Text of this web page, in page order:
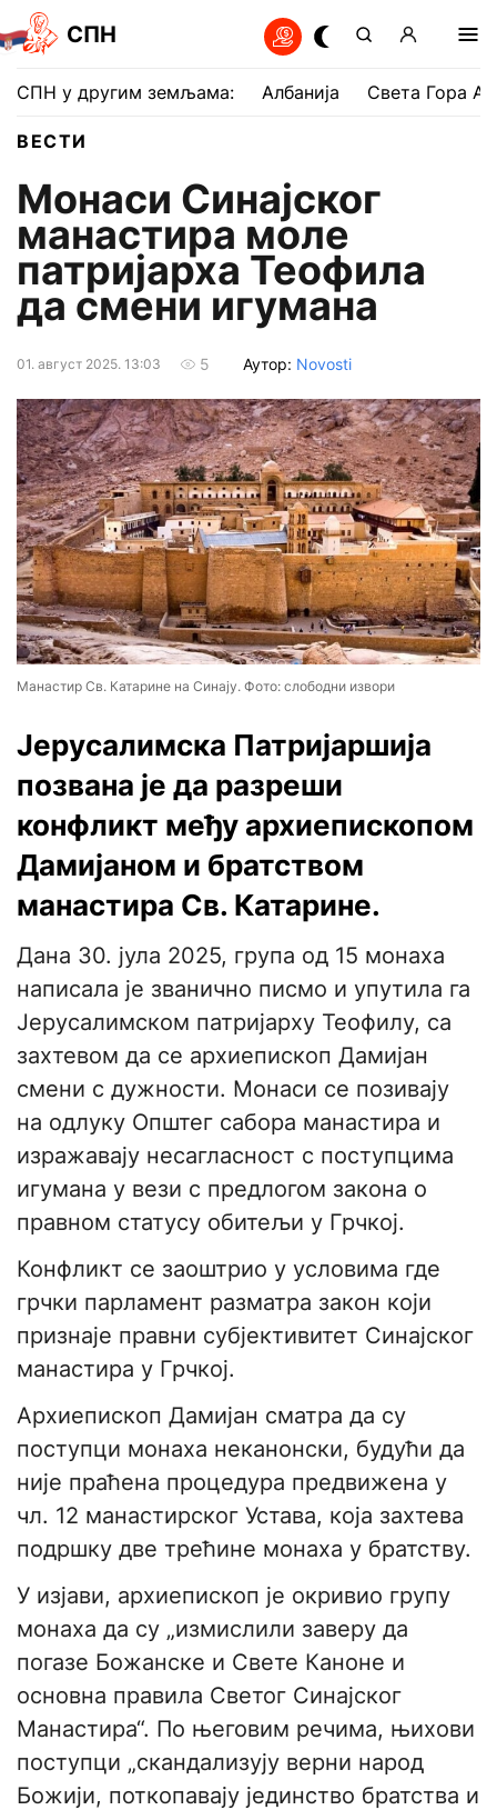
СПН
СПН у другим земљама: Албанија Света Гора
ВЕСТИ
Монаси Синајског
манастира моле
патријарха Теофила
да смени игумана
01. август 2025. 13:03 5 Аутор: Novosti
Манастир Св. Катарине на Синају. Фото: слободни извори
Јерусалимска Патријаршија
позвана је да разреши
конфликт међу архиепископом
Дамијаном и братством
манастира Св. Катарине.
Дана 30. јула 2025, група од 15 монаха
написала је званично писмо и упутила га
Јерусалимском патријарху Теофилу, са
захтевом да се архиепископ Дамијан
смени с дужности. Монаси се позивају
на одлуку Општег сабора манастира и
изражавају несагласност с поступцима
игумана у вези с предлогом закона о
правном статусу обитељи у Грчкој.
Конфликт се заоштрио у условима где
грчки парламент разматра закон који
признаје правни субјективитет Синајског
манастира у Грчкој.
Архиепископ Дамијан сматра да су
поступци монаха неканонски, будући да
није праћена процедура предвижена у
чл. 12 манастирског Устава, која захтева
подршку две трећине монаха у братству.
У изјави, архиепископ је окривио групу
монаха да су „измислили заверу да
погазе Божанске и Свете Каноне и
основна правила Светог Синајског
Манастира“. По његовим речима, њихови
поступци „скандализују верни народ
Божији, поткопавају јединство братства и